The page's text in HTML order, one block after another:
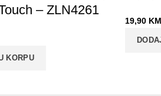
– ZLN4261
KORPU
19,90 KM